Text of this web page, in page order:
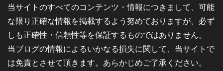
当サイトのすべてのコンテンツ・情報につきまして、可能
な限り正確な情報を掲載するよう努めておりますが、必ず
しも正確性・信頼性等を保証するものではありません。
当ブログの情報によるいかなる損失に関して、当サイトで
は免責とさせて頂きます。あらかじめご了承ください。